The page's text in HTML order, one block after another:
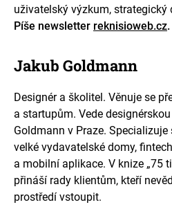
uživatelský výzkum, strategický
Píše newsletter reknisioweb.cz.
Jakub Goldmann
Designér a školitel. Věnuje se
a startupům. Vede
Goldmann v Praze.
velké vydavatelské domy,
a mobilní aplikace. V knize „75
přináší rady klientům, kteří
prostředí vstoupit.